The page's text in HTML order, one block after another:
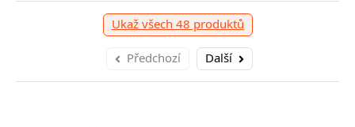
Ukaž všech 48 produktů
Předchozí Další